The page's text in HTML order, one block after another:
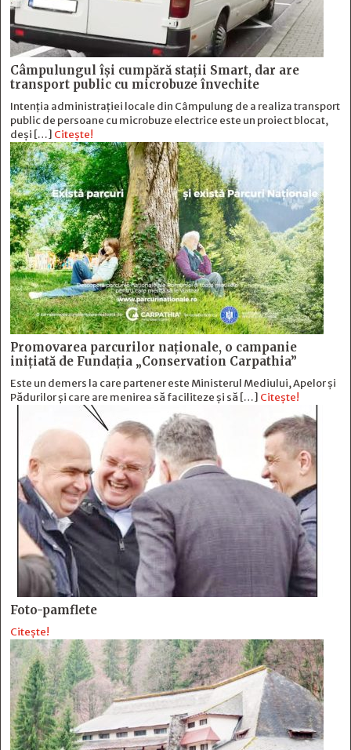
Câmpulungul îşi cumpără staţii Smart, dar are
transport public cu microbuze învechite
Intenția administrației locale din Câmpulung de a realiza transport
public de persoane cu microbuze electrice este un proiect blocat,
deși […] Citește!
Promovarea parcurilor naționale, o campanie
inițiată de Fundația „Conservation Carpathia”
Este un demers la care partener este Ministerul Mediului, Apelor și
Pădurilor și care are menirea să faciliteze și să […] Citește!
Foto-pamflete
Citește!